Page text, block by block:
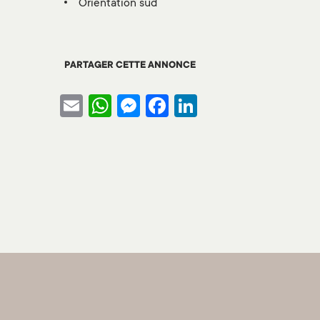
orientation sud
PARTAGER CETTE ANNONCE
EmailWhatsApp
Messenger
Facebook